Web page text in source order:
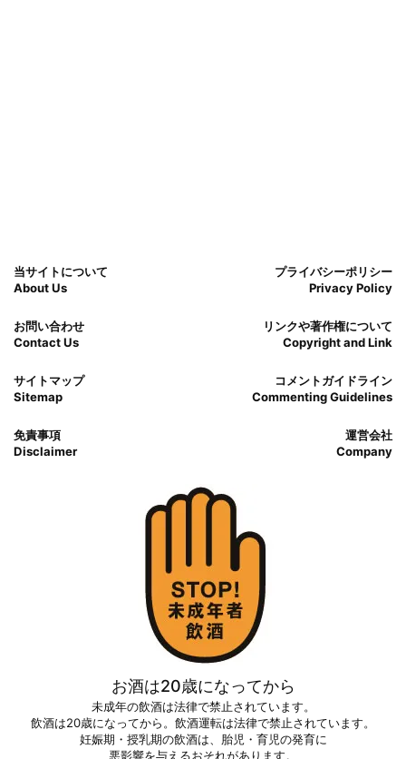
当サイトについて
About Us
プライバシーポリシー
Privacy Policy
お問い合わせ
Contact Us
リンクや著作権について
Copyright and Link
サイトマップ
Sitemap
コメントガイドライン
Commenting Guidelines
免責事項
Disclaimer
運営会社
Company
お酒は20歳になってから
未成年の飲酒は法律で禁止されています。
飲酒は20歳になってから。飲酒運転は法律で禁止されています。
妊娠期・授乳期の飲酒は、胎児・育児の発育に
悪影響を与えるおそれがあります。